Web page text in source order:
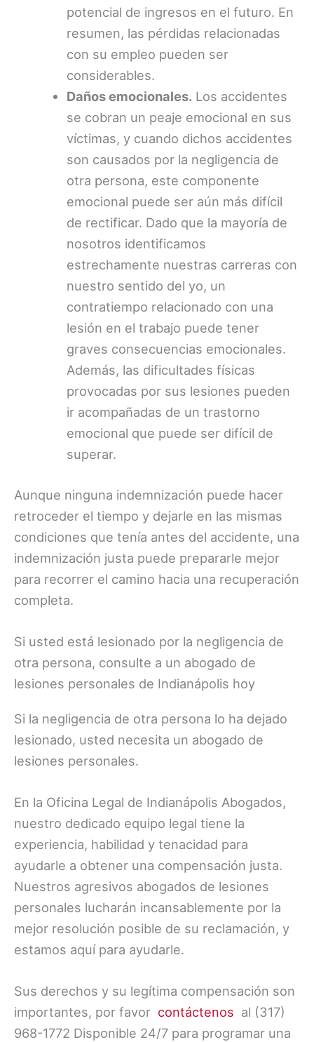
potencial de ingresos en el futuro. En
resumen, las pérdidas relacionadas
con su empleo pueden ser
considerables.
Daños emocionales. Los accidentes
se cobran un peaje emocional en sus
víctimas, y cuando dichos accidentes
son causados por la negligencia de
otra persona, este componente
emocional puede ser aún más difícil
de rectificar. Dado que la mayoría de
nosotros identificamos
estrechamente nuestras carreras con
nuestro sentido del yo, un
contratiempo relacionado con una
lesión en el trabajo puede tener
graves consecuencias emocionales.
Además, las dificultades físicas
provocadas por sus lesiones pueden
ir acompañadas de un trastorno
emocional que puede ser difícil de
superar.
Aunque ninguna indemnización puede hacer
retroceder el tiempo y dejarle en las mismas
condiciones que tenía antes del accidente, una
indemnización justa puede prepararle mejor
para recorrer el camino hacia una recuperación
completa.
Si usted está lesionado por la negligencia de
otra persona, consulte a un abogado de
lesiones personales de Indianápolis hoy
Si la negligencia de otra persona lo ha dejado
lesionado, usted necesita un abogado de
lesiones personales.
En la Oficina Legal de Indianápolis Abogados,
nuestro dedicado equipo legal tiene la
experiencia, habilidad y tenacidad para
ayudarle a obtener una compensación justa.
Nuestros agresivos abogados de lesiones
personales lucharán incansablemente por la
mejor resolución posible de su reclamación, y
estamos aquí para ayudarle.
Sus derechos y su legítima compensación son
importantes, por favor contáctenos al (317)
968-1772 Disponible 24/7 para programar una